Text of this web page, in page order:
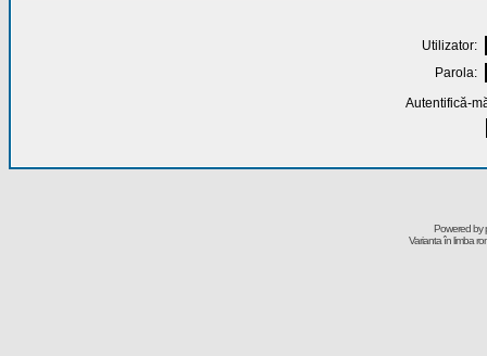
Utilizator:
Parola:
Autentifică-
Powered by
Varianta în limba